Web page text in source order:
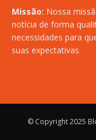
Missão: Nossa
notícia de forma
necessidades para
suas expectativas.
© Copyright 2025